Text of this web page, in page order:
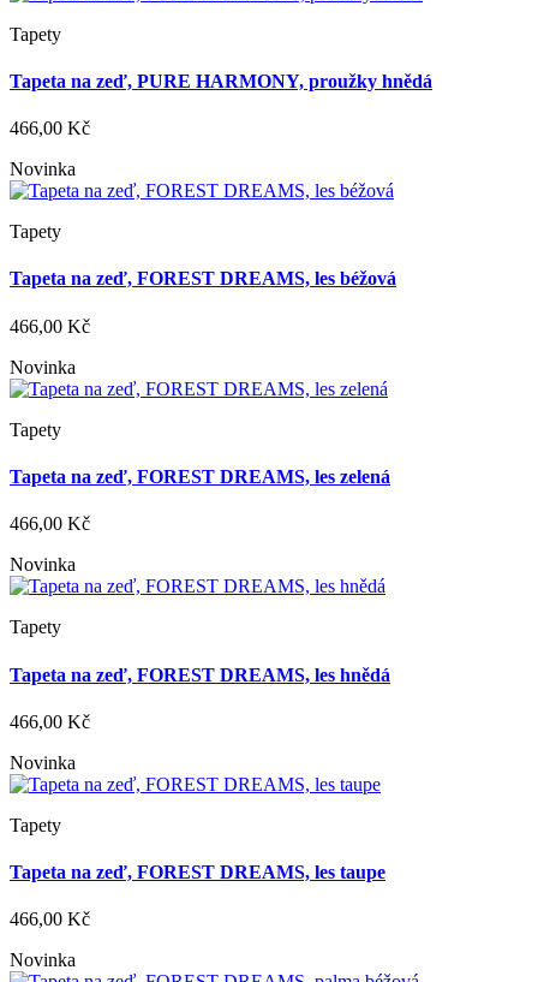
Tapety
Tapeta na zeď, PURE HARMONY, proužky hnědá
466,00 Kč
Novinka
Tapety
Tapeta na zeď, FOREST DREAMS, les béžová
466,00 Kč
Novinka
Tapety
Tapeta na zeď, FOREST DREAMS, les zelená
466,00 Kč
Novinka
Tapety
Tapeta na zeď, FOREST DREAMS, les hnědá
466,00 Kč
Novinka
Tapety
Tapeta na zeď, FOREST DREAMS, les taupe
466,00 Kč
Novinka